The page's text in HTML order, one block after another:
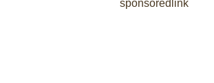
sponsoredlink